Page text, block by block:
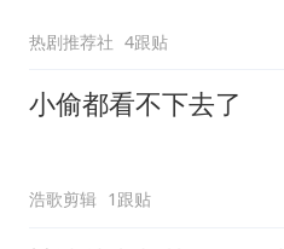
热剧推荐社 4跟贴
小偷都看不下去了
浩歌剪辑 1跟贴